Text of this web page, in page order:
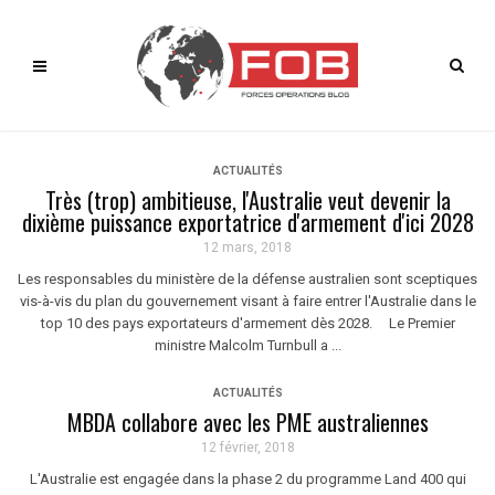
ACTUALITÉS
Très (trop) ambitieuse, l'Australie veut devenir la
dixième puissance exportatrice d'armement d'ici 2028
12 mars, 2018
Les responsables du ministère de la défense australien sont sceptiques
vis-à-vis du plan du gouvernement visant à faire entrer l'Australie dans le
top 10 des pays exportateurs d'armement dès 2028. Le Premier
ministre Malcolm Turnbull a ...
ACTUALITÉS
MBDA collabore avec les PME australiennes
12 février, 2018
L'Australie est engagée dans la phase 2 du programme Land 400 qui